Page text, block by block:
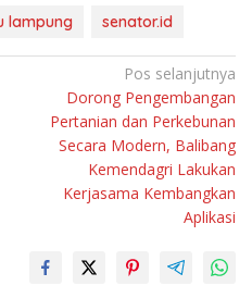
lampung senator.id
Pos selanjutnya
Dorong Pengembangan
Pertanian dan Perkebunan
Secara Modern, Balibang
Kemendagri Lakukan
Kerjasama Kembangkan
Aplikasi